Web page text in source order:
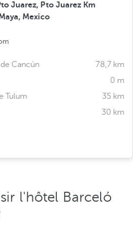
Juarez, Pto Juarez Km
Mexico
Cancún
78,7 km
0 m
Tulum
35 km
30 km
l'hôtel Barceló